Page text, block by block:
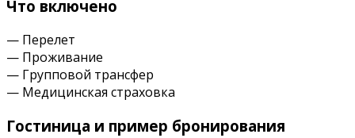
Что включено
— Перелет
— Проживание
— Групповой трансфер
— Медицинская страховка
Гостиница и пример бронирования